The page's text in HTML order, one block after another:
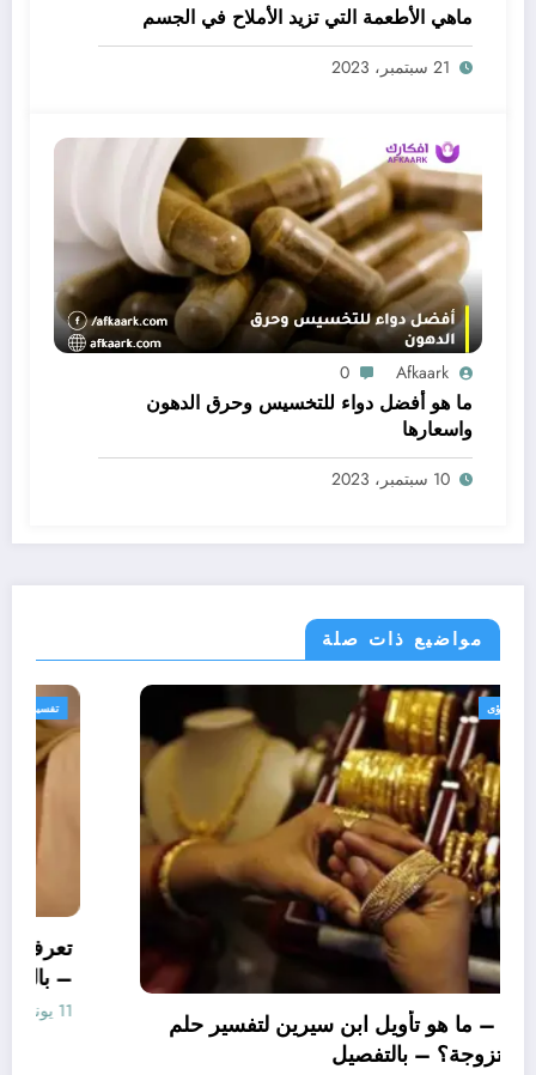
ماهي الأطعمة التي تزيد الأملاح في الجسم
21 سبتمبر، 2023
Afkaark
0
ما هو أفضل دواء للتخسيس وحرق الدهون
واسعارها
10 سبتمبر، 2023
مواضيع ذات صلة
تفسير الاحلام والرؤى
تعرف علي – ما هو تأويل ابن سيرين لتفسير حلم
الاساور للمتزوجة؟ – بالتفصيل